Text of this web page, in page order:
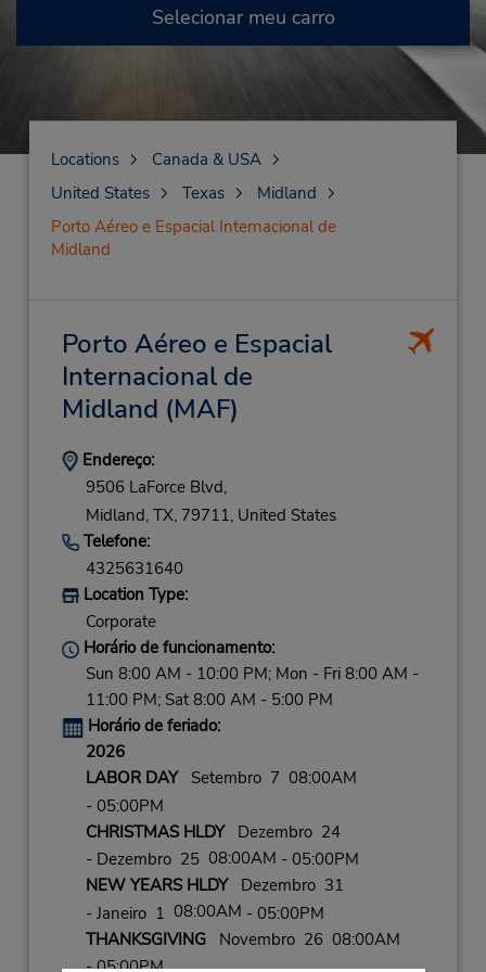
Selecionar meu carro
Locations
Canada & USA
United States
Texas
Midland
Porto Aéreo e Espacial Internacional de
Midland
Porto Aéreo e Espacial
Internacional de
Midland (MAF)
Endereço:
9506 LaForce Blvd,
Midland, TX, 79711, United States
Telefone:
4325631640
Location Type:
Corporate
Horário de funcionamento:
Sun 8:00 AM - 10:00 PM; Mon - Fri 8:00 AM -
11:00 PM; Sat 8:00 AM - 5:00 PM
Horário de feriado:
2026
LABOR DAYSetembro 7 08:00AM
- 05:00PM
CHRISTMAS HLDYDezembro 24
- Dezembro 2508:00AM - 05:00PM
NEW YEARS HLDYDezembro 31
- Janeiro 1 08:00AM - 05:00PM
THANKSGIVINGNovembro 26 08:00AM
- 05:00PM